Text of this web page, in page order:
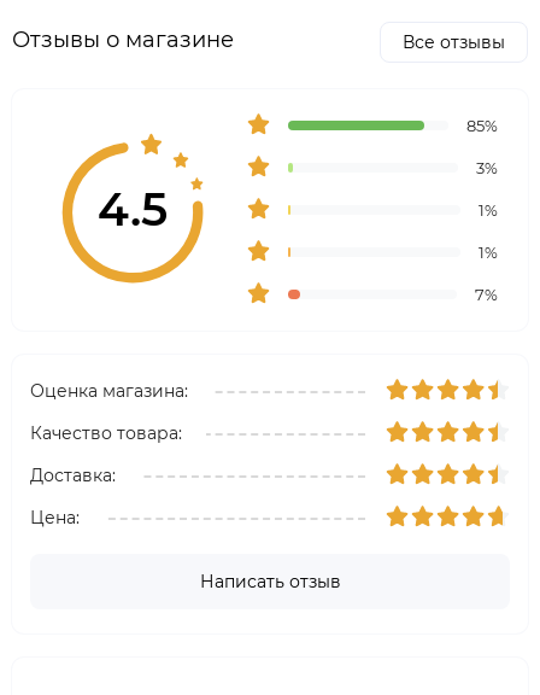
Отзывы о магазине Все отзывы
4.5
85%
3%
1%
1%
7%
Оценка магазина:
Качество товара:
Доставка:
Цена:
Написать отзыв